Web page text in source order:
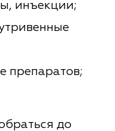
инъекции;
препаратов;
до